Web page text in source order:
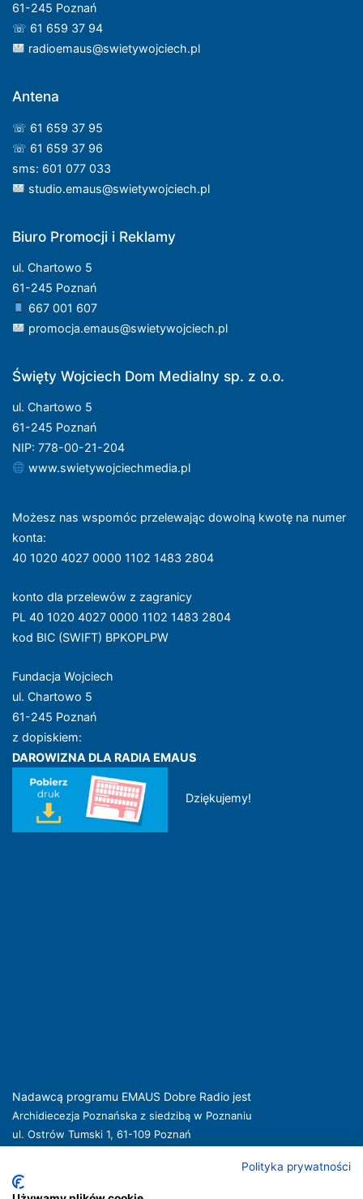
61-245 Poznań
☏ 61 659 37 94
radioemaus@swietywojciech.pl
Antena
☏ 61 659 37 95
☏ 61 659 37 96
sms: 601 077 033
studio.emaus@swietywojciech.pl
Biuro Promocji i Reklamy
ul. Chartowo 5
61-245 Poznań
667 001 607
promocja.emaus@swietywojciech.pl
Święty Wojciech Dom Medialny sp. z o.o.
ul. Chartowo 5
61-245 Poznań
NIP: 778-00-21-204
www.swietywojciechmedia.pl
Możesz nas wspomóc przelewając dowolną kwotę na numer
konta:
40 1020 4027 0000 1102 1483 2804
konto dla przelewów z zagranicy
PL 40 1020 4027 0000 1102 1483 2804
kod BIC (SWIFT) BPKOPLPW
Fundacja Wojciech
ul. Chartowo 5
61-245 Poznań
z dopiskiem:
DAROWIZNA DLA RADIA EMAUS
Dziękujemy!
Nadawcą programu EMAUS Dobre Radio jest
Archidiecezja Poznańska z siedzibą w Poznaniu
ul. Ostrów Tumski 1, 61-109 Poznań
Nadawca oferuje usługi medialne obejmujące rozpowszechnianie programu
radiowego pod nazwą EMAUS Dobre Radio oraz prowadzenie portalu
Polityka prywatności